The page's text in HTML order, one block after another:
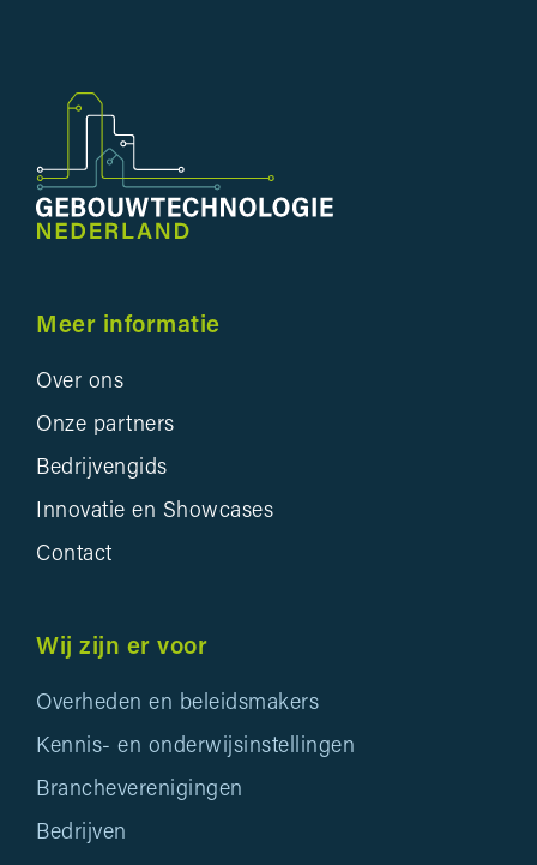
Meer informatie
Over ons
Onze partners
Bedrijvengids
Innovatie en Showcases
Contact
Wij zijn er voor
Overheden en beleidsmakers
Kennis- en onderwijsinstellingen
Brancheverenigingen
Bedrijven